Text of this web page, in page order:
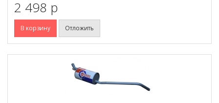
2 498 p
В корзину Отложить